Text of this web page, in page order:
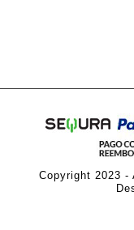
Copyright 2023 -